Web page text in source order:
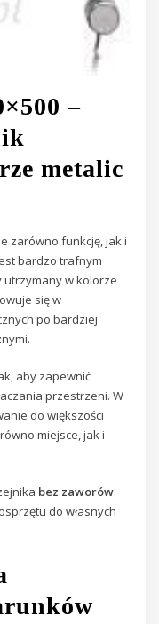
–
metalic
zarówno funkcję, jak i
bardzo trafnym
utrzymany w kolorze
się w
po bardziej
aby zapewnić
przestrzeni. W
do większości
miejsce, jak i
bez zaworów.
do własnych